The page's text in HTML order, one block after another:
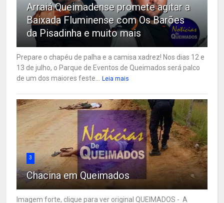
Arraiá Queimadense promete agitar a
Baixada Fluminense com Os Barões
da Pisadinha e muito mais
Prepare o chapéu de palha e a camisa xadrez! Nos dias 12 e
13 de julho, o Parque de Eventos de Queimados será palco
de um dos maiores feste...
Leia mais
3
Chacina em Queimados
Imagem forte, clique para ver original QUEIMADOS - A